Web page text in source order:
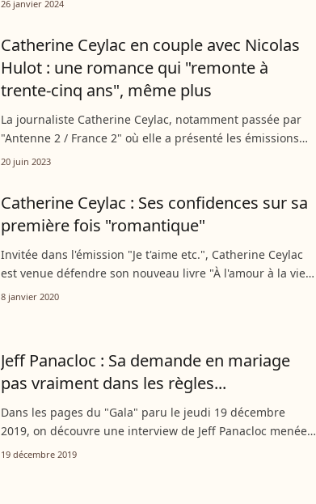
26 janvier 2024
Catherine Ceylac en couple avec Nicolas
Hulot : une romance qui "remonte à
trente-cinq ans", même plus
La journaliste Catherine Ceylac, notamment passée par
"Antenne 2 / France 2" où elle a présenté les émissions
"Télématin" et "Thé ou café", célèbre son 69e
20 juin 2023
Catherine Ceylac : Ses confidences sur sa
première fois "romantique"
Invitée dans l'émission "Je t'aime etc.", Catherine Ceylac
est venue défendre son nouveau livre "À l'amour à la vie".
Mais au-delà de parler de la vie des autres, la journaliste
8 janvier 2020
Jeff Panacloc : Sa demande en mariage
pas vraiment dans les règles...
Dans les pages du "Gala" paru le jeudi 19 décembre
2019, on découvre une interview de Jeff Panacloc menée
par la délicieuse Catherine Ceylac. Le ventriloque s'y livre
19 décembre 2019